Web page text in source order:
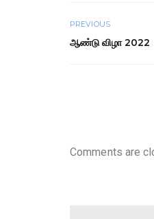
PREVIOUS
ஆண்டு விழா 2022
Comments are